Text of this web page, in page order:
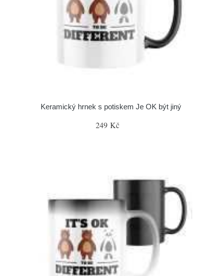
Keramický hrnek s potiskem Je OK být jiný
249 Kč